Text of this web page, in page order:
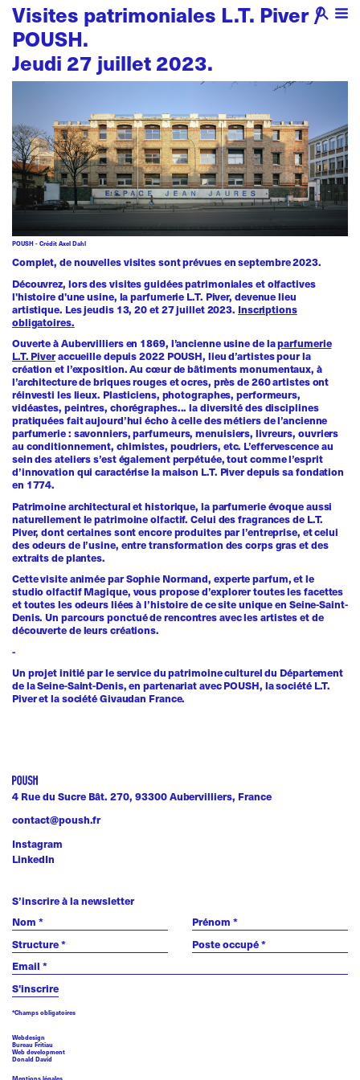
Visites patrimoniales L.T. Piver /
POUSH.
Jeudi 27 juillet 2023.
POUSH - Crédit Axel Dahl
Complet, de nouvelles visites sont prévues en septembre 2023.
Découvrez, lors desvisites guidées patrimoniales et olfactives
l'histoire d'une usine, la parfumerie L.T. Piver, devenue lieu
artistique. Les jeudis 13, 20 et 27 juillet 2023. Inscriptions
obligatoires.
Ouverte à Aubervilliers en 1869, l’ancienne usine de laparfumerie
L.T. Piveraccueille depuis 2022 POUSH, lieu d’artistes pour la
création et l’exposition. Au cœur de bâtiments monumentaux, à
l’architecture de briques rouges et ocres, près de 260 artistes ont
réinvesti les lieux. Plasticiens, photographes, performeurs,
vidéastes, peintres, chorégraphes... la diversité des disciplines
pratiquées fait aujourd’hui écho à celle des métiers de l’ancienne
parfumerie : savonniers, parfumeurs, menuisiers, livreurs, ouvriers
au conditionnement, chimistes, poudriers, etc. L’effervescence au
sein des ateliers s’est également perpétuée, tout comme l’esprit
d’innovation qui caractérise la maison L.T. Piver depuis sa fondation
en 1774.
Patrimoine architectural et historique, la parfumerie évoque aussi
naturellement le patrimoine olfactif. Celui des fragrances de L.T.
Piver, dont certaines sont encore produites par l’entreprise, et celui
des odeurs de l’usine, entre transformation des corps gras et des
extraits de plantes.
Cette visite animée parSophie Normand, experte parfum, et le
studio olfactif Magique, vous propose d’explorer toutes les facettes
et toutes les odeurs liées à l’histoire de ce site unique en Seine-Saint-
Denis.Un parcours ponctué de rencontres avec les artistes et de
découverte de leurs créations.
-
Un projet initié par le service du patrimoine culturel du Département
de la Seine-Saint-Denis, en partenariat avec POUSH, la société L.T.
Piver et la société Givaudan France.
4 Rue du Sucre Bât. 270, 93300 Aubervilliers, France
contact@poush.fr
Instagram
LinkedIn
S’inscrire à la newsletter
*Champs obligatoires
Webdesign
Bureau Fritiau
Web development
Donald David